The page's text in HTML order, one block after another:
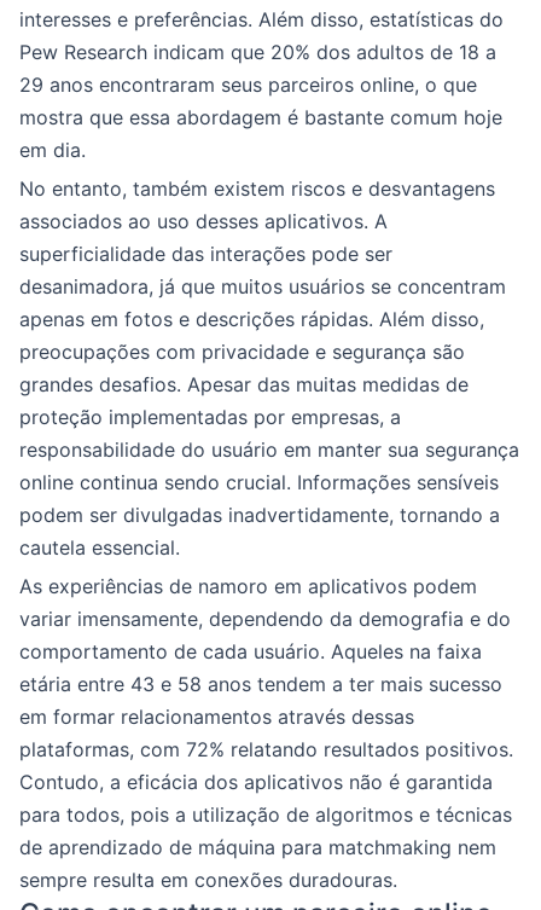
interesses e preferências. Além disso, estatísticas do
Pew Research indicam que 20% dos adultos de 18 a
29 anos encontraram seus parceiros online, o que
mostra que essa abordagem é bastante comum hoje
em dia.
No entanto, também existem riscos e desvantagens
associados ao uso desses aplicativos. A
superficialidade das interações pode ser
desanimadora, já que muitos usuários se concentram
apenas em fotos e descrições rápidas. Além disso,
preocupações com privacidade e segurança são
grandes desafios. Apesar das muitas medidas de
proteção implementadas por empresas, a
responsabilidade do usuário em manter sua segurança
online continua sendo crucial. Informações sensíveis
podem ser divulgadas inadvertidamente, tornando a
cautela essencial.
As experiências de namoro em aplicativos podem
variar imensamente, dependendo da demografia e do
comportamento de cada usuário. Aqueles na faixa
etária entre 43 e 58 anos tendem a ter mais sucesso
em formar relacionamentos através dessas
plataformas, com 72% relatando resultados positivos.
Contudo, a eficácia dos aplicativos não é garantida
para todos, pois a utilização de algoritmos e técnicas
de aprendizado de máquina para matchmaking nem
sempre resulta em conexões duradouras.